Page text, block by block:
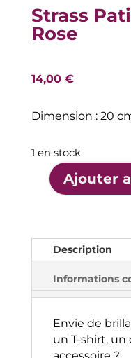
Strass
Rose
14,00 €
Dimension : 20
1 en stock
quantité
Pirouette
Ajouter
Description
Informations
Envie de
un T-shirt,